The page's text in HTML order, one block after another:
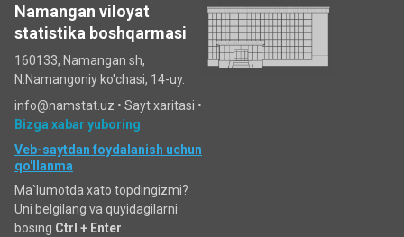
Namangan viloyat
statistika boshqarmasi
160133, Namangan sh,
N.Namangoniy ko'chasi, 14-uy.
info@namstat.uz • Sayt xaritasi •
Bizga xabar yuboring
Veb-saytdan foydalanish uchun
qo'llanma
Ma`lumotda xato topdingizmi?
Uni belgilang va quyidagilarni
bosing Ctrl + Enter